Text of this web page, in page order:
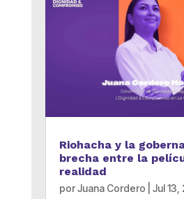
Riohacha y la
brecha entre la
realidad
porJuana Cordero Jul 13,